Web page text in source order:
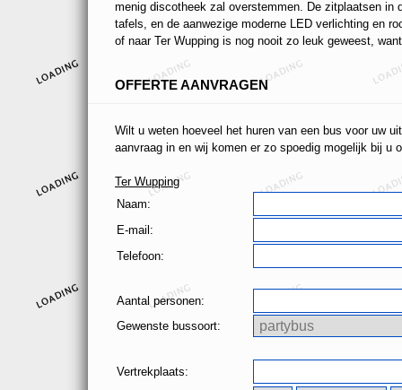
menig discotheek zal overstemmen. De zitplaatsen
tafels, en de aanwezige moderne LED verlichting en
of naar Ter Wupping is nog nooit zo leuk geweest,
OFFERTE AANVRAGEN
Wilt u weten hoeveel het huren van een bus voor uw
aanvraag in en wij komen er zo spoedig mogelijk bij u
Ter Wupping
Naam:
E-mail:
Telefoon:
Aantal personen:
Gewenste bussoort:
Vertrekplaats: